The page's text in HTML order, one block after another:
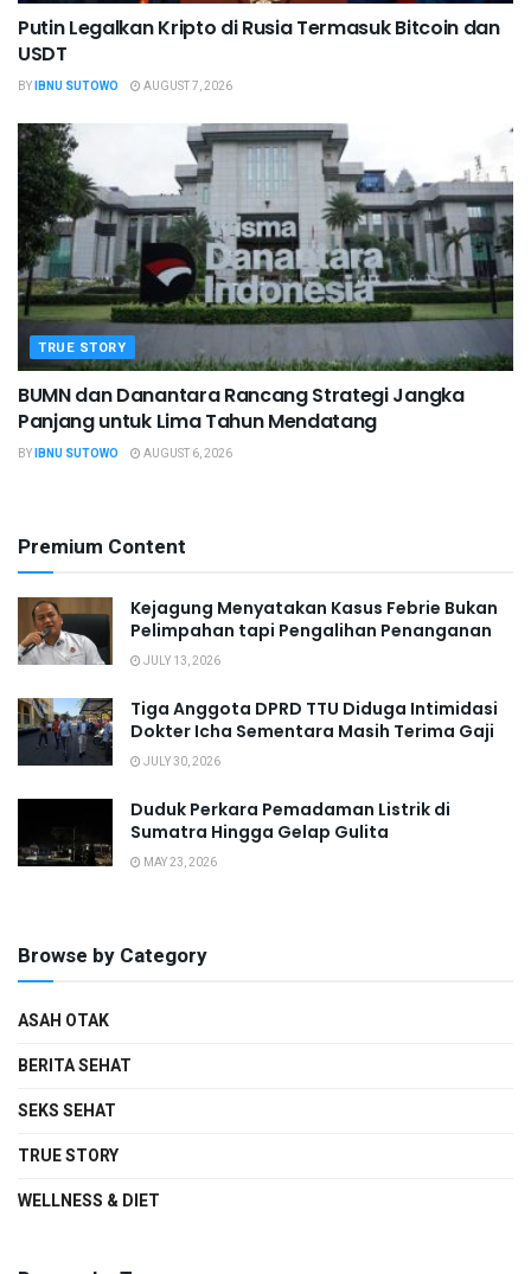
Putin Legalkan Kripto di Rusia Termasuk Bitcoin dan
USDT
BYIBNU SUTOWO AUGUST 7, 2026
TRUE STORY
BUMN dan Danantara Rancang Strategi Jangka
Panjang untuk Lima Tahun Mendatang
BYIBNU SUTOWO AUGUST 6, 2026
Premium Content
Kejagung Menyatakan Kasus Febrie Bukan
Pelimpahan tapi Pengalihan Penanganan
JULY 13, 2026
Tiga Anggota DPRD TTU Diduga Intimidasi
Dokter Icha Sementara Masih Terima Gaji
JULY 30, 2026
Duduk Perkara Pemadaman Listrik di
Sumatra Hingga Gelap Gulita
MAY 23, 2026
Browse by Category
ASAH OTAK
BERITA SEHAT
SEKS SEHAT
TRUE STORY
WELLNESS & DIET